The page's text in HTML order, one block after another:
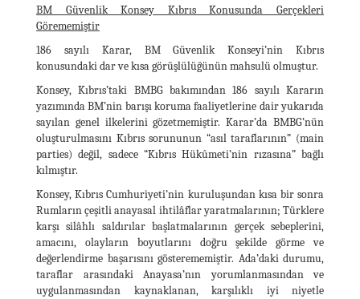
BM Güvenlik Konsey Kıbrıs Konusunda Gerçekleri
Görememiştir
186 sayılı Karar, BM Güvenlik Konseyi’nin Kıbrıs
konusundaki dar ve kısa görüşlülüğünün mahsulü olmuştur.
Konsey, Kıbrıs’taki BMBG bakımından 186 sayılı Kararın
yazımında BM’nin barışı koruma faaliyetlerine dair yukarıda
sayılan genel ilkelerini gözetmemiştir. Karar’da BMBG’nün
oluşturulmasını Kıbrıs sorununun “asıl taraflarının” (main
parties) değil, sadece “Kıbrıs Hükûmeti’nin rızasına” bağlı
kılmıştır.
Konsey, Kıbrıs Cumhuriyeti’nin kuruluşundan kısa bir sonra
Rumların çeşitli anayasal ihtilâflar yaratmalarının; Türklere
karşı silâhlı saldırılar başlatmalarının gerçek sebeplerini,
amacını, olayların boyutlarını doğru şekilde görme ve
değerlendirme başarısını gösterememiştir. Ada’daki durumu,
taraflar arasındaki Anayasa’nın yorumlanmasından ve
uygulanmasından kaynaklanan, karşılıklı iyi niyetle